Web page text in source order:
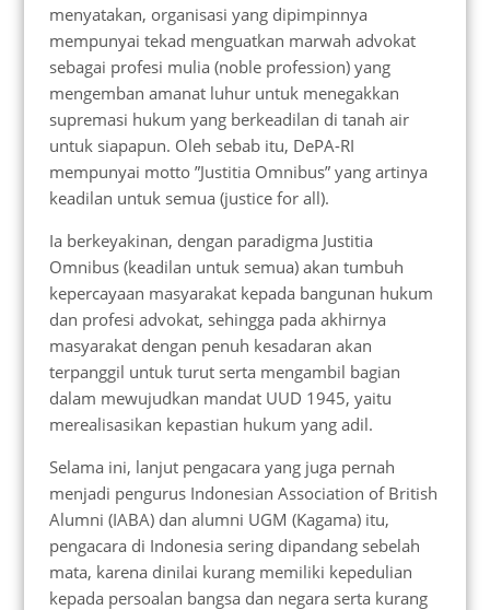
menyatakan, organisasi yang dipimpinnya
mempunyai tekad menguatkan marwah advokat
sebagai profesi mulia (noble profession) yang
mengemban amanat luhur untuk menegakkan
supremasi hukum yang berkeadilan di tanah air
untuk siapapun. Oleh sebab itu, DePA-RI
mempunyai motto ”Justitia Omnibus” yang artinya
keadilan untuk semua (justice for all).
Ia berkeyakinan, dengan paradigma Justitia
Omnibus (keadilan untuk semua) akan tumbuh
kepercayaan masyarakat kepada bangunan hukum
dan profesi advokat, sehingga pada akhirnya
masyarakat dengan penuh kesadaran akan
terpanggil untuk turut serta mengambil bagian
dalam mewujudkan mandat UUD 1945, yaitu
merealisasikan kepastian hukum yang adil.
Selama ini, lanjut pengacara yang juga pernah
menjadi pengurus Indonesian Association of British
Alumni (IABA) dan alumni UGM (Kagama) itu,
pengacara di Indonesia sering dipandang sebelah
mata, karena dinilai kurang memiliki kepedulian
kepada persoalan bangsa dan negara serta kurang